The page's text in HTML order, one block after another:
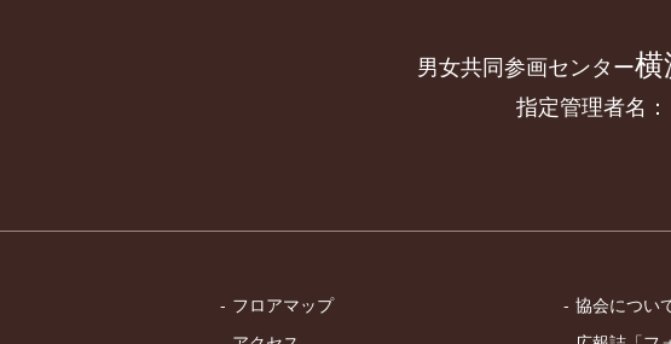
男女共同参画センター
指定管理者名
フロアマップ
協会につい